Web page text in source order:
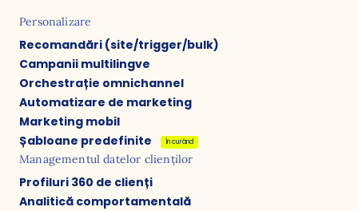
Personalizare
Recomandări (site/trigger/bulk)
Campanii multilingve
Orchestrație omnichannel
Automatizare de marketing
Marketing mobil
Șabloane predefinite
În curând
Managementul datelor clienților
Profiluri 360 de clienți
Analitică comportamentală